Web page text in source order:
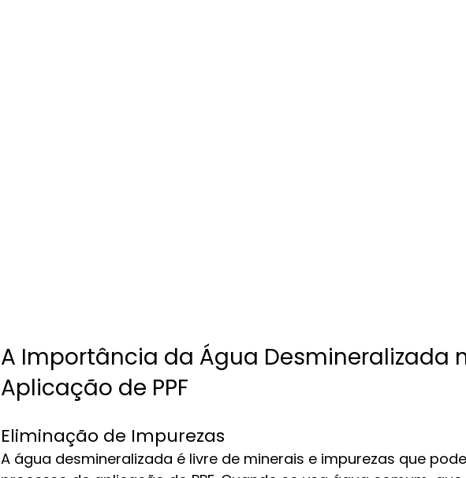
A Importância da Água Desmineralizada
Aplicação de PPF
Eliminação de Impurezas
A água desmineralizada é livre de minerais e impurezas que